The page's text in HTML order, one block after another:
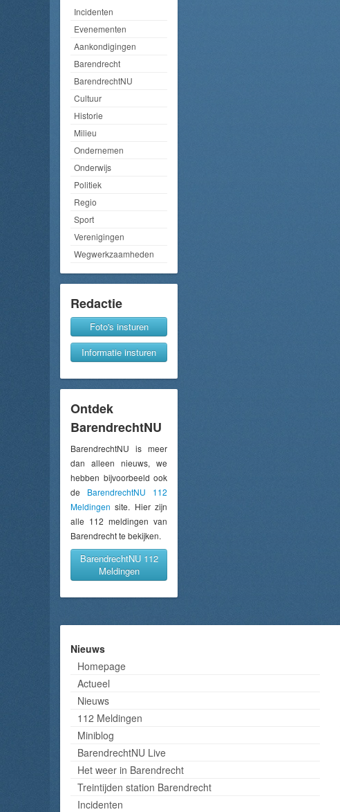
Incidenten
Evenementen
Aankondigingen
Barendrecht
BarendrechtNU
Cultuur
Historie
Milieu
Ondernemen
Onderwijs
Politiek
Regio
Sport
Verenigingen
Wegwerkzaamheden
Redactie
Foto's insturen
Informatie insturen
Ontdek
BarendrechtNU
BarendrechtNU is meer
dan alleen nieuws, we
hebben bijvoorbeeld ook
de BarendrechtNU 112
Meldingen site. Hier zijn
alle 112 meldingen van
Barendrecht te bekijken.
BarendrechtNU 112
Meldingen
Nieuws
Homepage
Actueel
Nieuws
112 Meldingen
Miniblog
BarendrechtNU Live
Het weer in Barendrecht
Treintijden station Barendrecht
Incidenten